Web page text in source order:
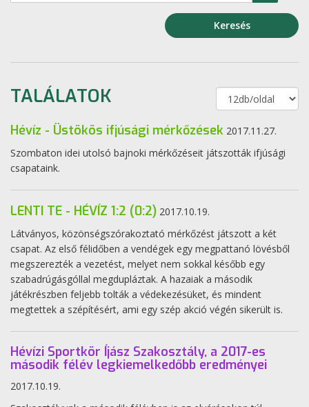
Keresés
TALÁLATOK
Hévíz - Üstökös ifjúsági mérkőzések 2017.11.27.
Szombaton idei utolsó bajnoki mérkőzéseit játszották ifjúsági
csapataink.
LENTI TE - HÉVÍZ 1:2 (0:2) 2017.10.19.
Látványos, közönségszórakoztató mérkőzést játszott a két
csapat. Az első félidőben a vendégek egy megpattanó lövésből
megszerezték a vezetést, melyet nem sokkal később egy
szabadrúgásgóllal megdupláztak. A hazaiak a második
játékrészben feljebb tolták a védekezésüket, és mindent
megtettek a szépítésért, ami egy szép akció végén sikerült is.
Hévízi Sportkör Íjász Szakosztály, a 2017-es
második félév legkiemelkedőbb eredményei
2017.10.19.